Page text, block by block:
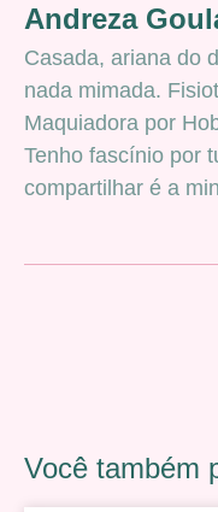
Andreza
Casada, ariana do
nada mimada.
Maquiadora por
Tenho fascínio por
compartilhar é a
Você também